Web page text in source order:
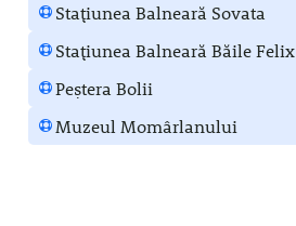
Stațiunea Balneară Sovata
Stațiunea Balneară Băile Felix
Peștera Bolii
Muzeul Momârlanului